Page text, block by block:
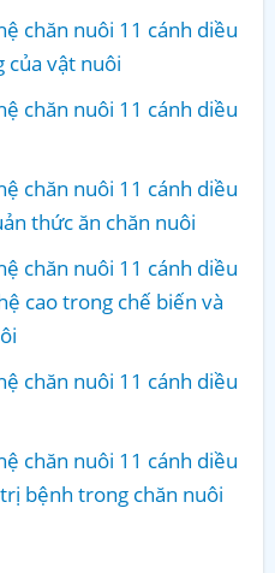
chăn nuôi 11 cánh diều
của vật nuôi
chăn nuôi 11 cánh diều
chăn nuôi 11 cánh diều
thức ăn chăn nuôi
chăn nuôi 11 cánh diều
cao trong chế biến và
chăn nuôi 11 cánh diều
chăn nuôi 11 cánh diều
bệnh trong chăn nuôi